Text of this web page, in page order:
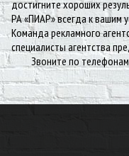
достигните хороших
РА «ПИАР» всегда к вашим
Команда рекламного
специалисты агентства
Звоните по